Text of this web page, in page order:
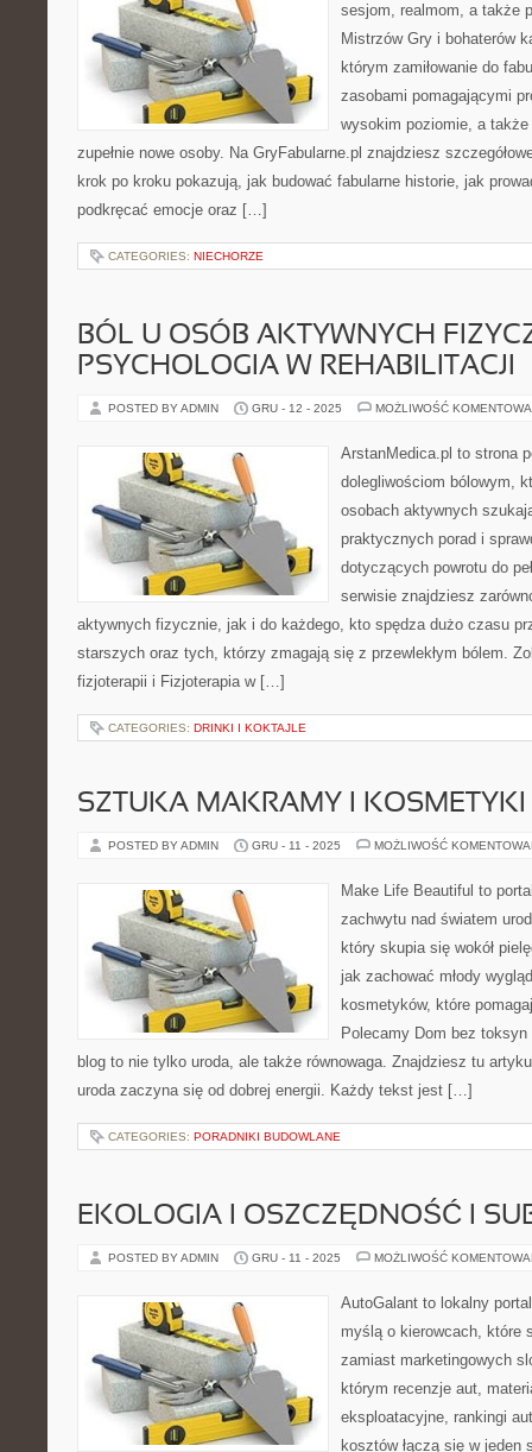
sesjom, realmom, a także
Mistrzów Gry i bohaterów
którym zamiłowanie do
zasobami pomagającymi
wysokim poziomie, a
zupełnie nowe osoby. Na GryFabularne.pl znajdziesz
krok po kroku pokazują, jak budować fabularne historie, jak
podkręcać emocje oraz […]
CATEGORIES: NIECHORZE
BÓL U OSÓB AKTYWNYCH
PSYCHOLOGIA W REHABILITACJI
POSTED BY ADMIN GRU - 12 - 2025 MOŻLIWOŚĆ
ArstanMedica.pl to strona
dolegliwościom bólowym,
osobach aktywnych
praktycznych porad i
dotyczących powrotu do
serwisie znajdziesz
aktywnych fizycznie, jak i do każdego, kto spędza dużo czasu
starszych oraz tych, którzy zmagają się z przewlekłym bólem.
fizjoterapii i Fizjoterapia w […]
CATEGORIES: DRINKI I KOKTAJLE
SZTUKA MAKRAMY I
POSTED BY ADMIN GRU - 11 - 2025 MOŻLIWOŚĆ
Make Life Beautiful to
zachwytu nad światem
który skupia się wokół
jak zachować młody
kosmetyków, które
Polecamy Dom bez
blog to nie tylko uroda, ale także równowaga. Znajdziesz tu
uroda zaczyna się od dobrej energii. Każdy tekst jest […]
CATEGORIES: PORADNIKI BUDOWLANE
EKOLOGIA I OSZCZĘDNOŚĆ I
POSTED BY ADMIN GRU - 11 - 2025 MOŻLIWOŚĆ
AutoGalant to lokalny
myślą o kierowcach, które
zamiast marketingowych
którym recenzje aut,
eksploatacyjne, rankingi
kosztów łączą się w jeden